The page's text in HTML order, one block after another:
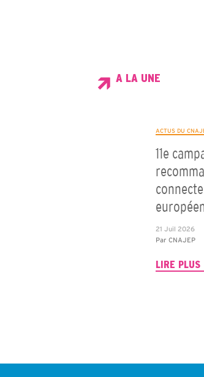
A LA UNE
ACTUS DU
11e
21 Juil 2026
ParCNAJEP
LIRE PLUS